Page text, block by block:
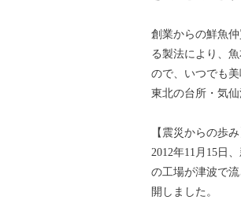
創業からの鮮魚
る製法により、
ので、いつでも美
東北の台所・気
【震災からの歩み
2012年11月15日
の工場が津波で
開しました。